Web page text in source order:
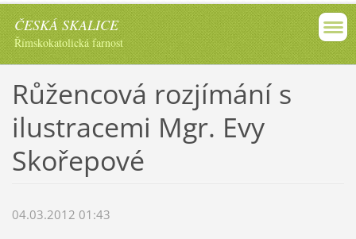
ČESKÁ SKALICE
Římskokatolická farnost
Růžencová rozjímání s
ilustracemi Mgr. Evy
Skořepové
04.03.2012 01:43